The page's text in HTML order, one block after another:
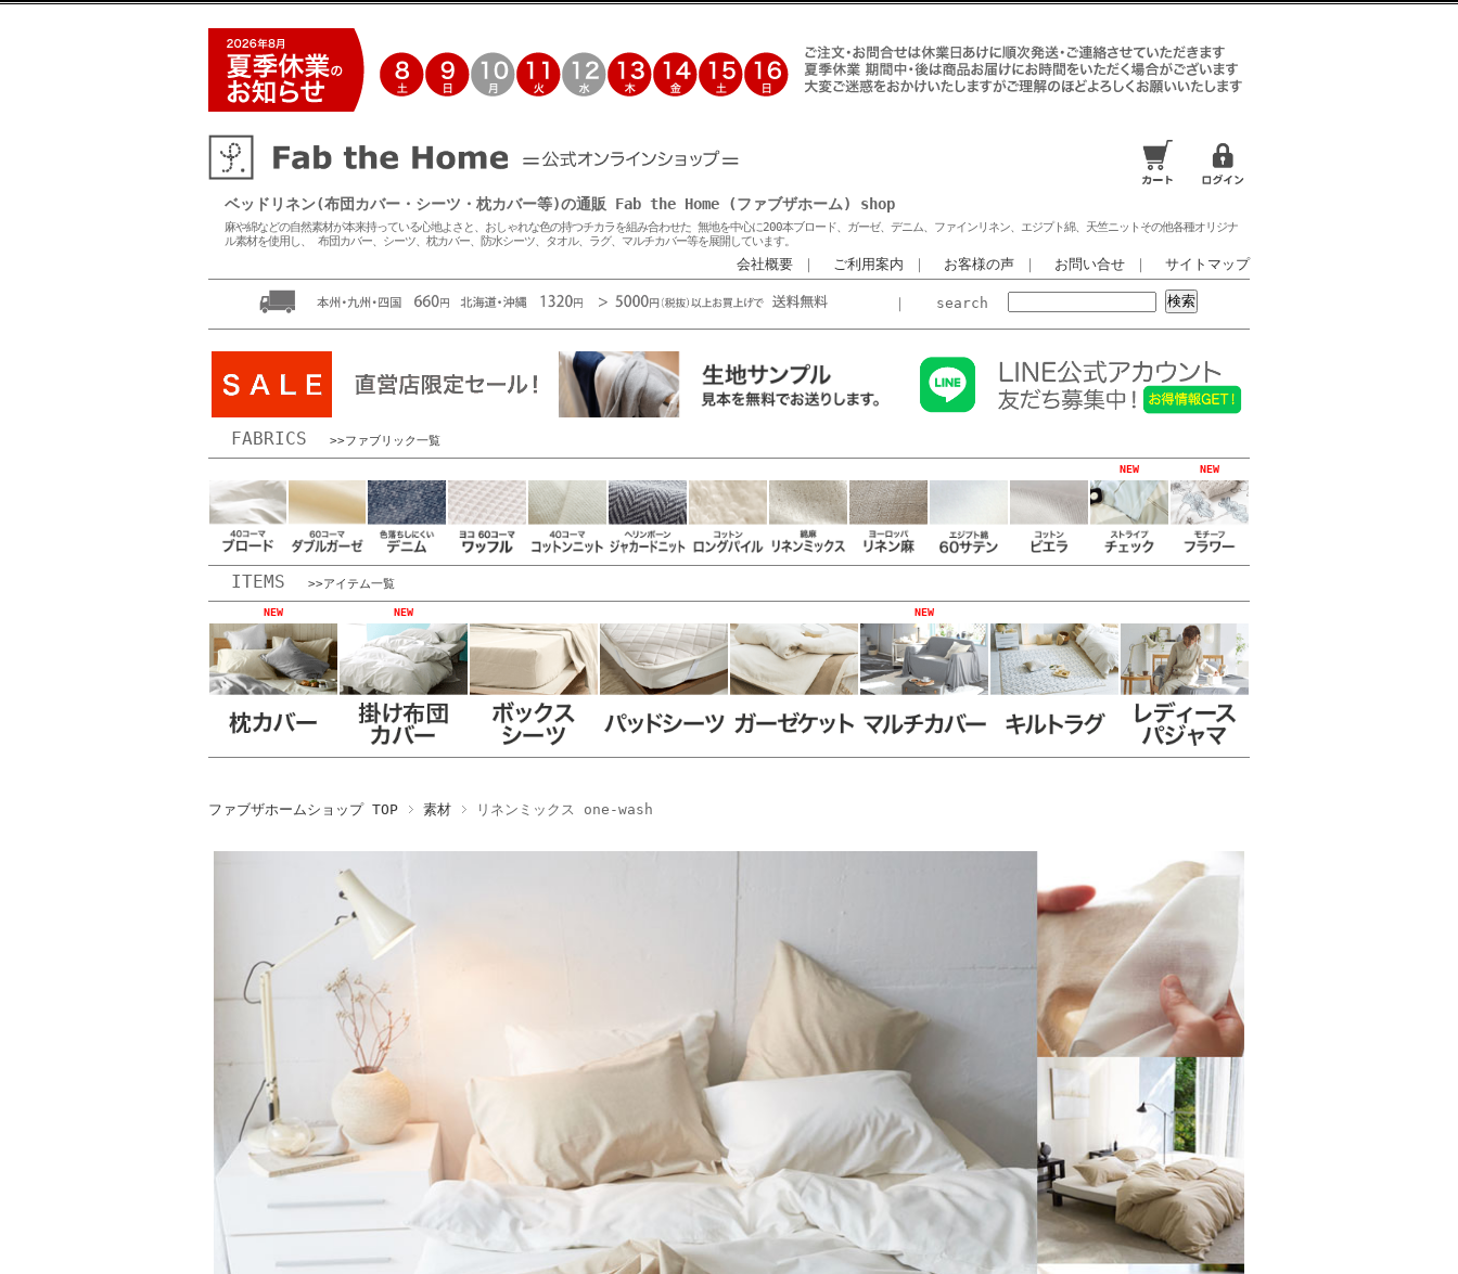
ベッドリネン(布団カバー・シーツ・枕カバー等)の通販 Fab the Home (ファブザホーム) shop
麻や綿などの自然素材が本来持っている心地よさと、おしゃれな色の持つチカラを組み合わせた 無地を中心に200本ブロード、ガーゼ、デニム、ファインリネン、エジプト綿、天竺ニットその他各種オリジナ
ル素材を使用し、 布団カバー、シーツ、枕カバー、防水シーツ、タオル、ラグ、マルチカバー等を展開しています。
会社概要 ｜ ご利用案内 ｜ お客様の声 ｜ お問い合せ ｜ サイトマップ
｜ search
FABRICS >>ファブリック一覧
NEW NEW
ITEMS >>アイテム一覧
NEW NEW NEW
ファブザホームショップ TOP 素材 リネンミックス one-wash